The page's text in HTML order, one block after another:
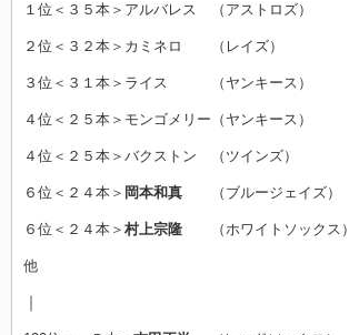
１位＜３５ 本＞アルバレス （アストロズ）
２位＜３２本＞カミネロ （レイズ）
３位＜３１本＞ライス （ヤンキース）
４位＜２５本＞モンゴメリー（ヤンキース）
４位＜２５本＞バクストン （ツインズ）
６位＜２４本＞ 岡本和真 （ブルージェイズ）
６位＜２４本＞ 村上宗隆 （ホワイトソックス）
他
｜